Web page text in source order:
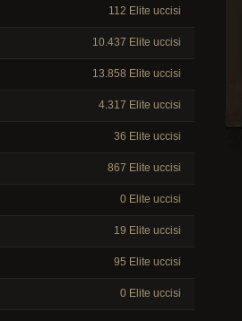
112 Elite uccisi
10.437 Elite uccisi
13.858 Elite uccisi
4.317 Elite uccisi
36 Elite uccisi
867 Elite uccisi
0 Elite uccisi
19 Elite uccisi
95 Elite uccisi
0 Elite uccisi